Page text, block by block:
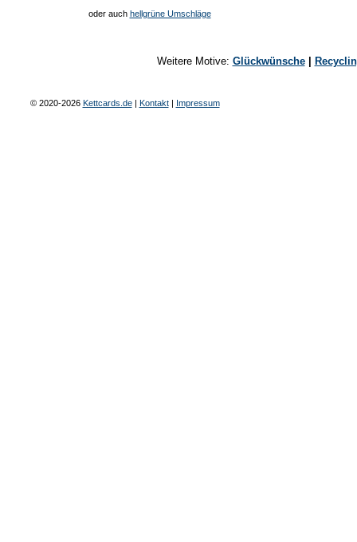
oder auch hellgrüne Umschläge
Weitere Motive: Glückwünsche|
© 2020-2026 Kettcards.de| Kontakt| Impressum